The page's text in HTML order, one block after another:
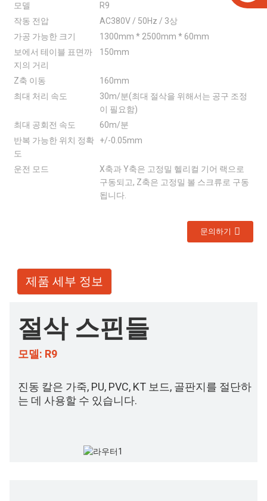
모델
R9
작동 전압
AC380V / 50Hz / 3상
가공 가능한 크기
1300mm * 2500mm * 60mm
보에서 테이블 표면까
지의 거리
150mm
Z축 이동
160mm
최대 처리 속도
30m/분(최대 절삭을 위해서는 공구 조정
이 필요함)
최대 공회전 속도
60m/분
반복 가능한 위치 정확
도
+/-0.05mm
운전 모드
X축과 Y축은 고정밀 헬리컬 기어 랙으로
구동되고, Z축은 고정밀 볼 스크류로 구동
됩니다.
문의하기
제품 세부 정보
절삭 스핀들
모델: R9
진동 칼은 가죽, PU, ​​PVC, KT 보드, 골판지를 절단하
는 데 사용할 수 있습니다.